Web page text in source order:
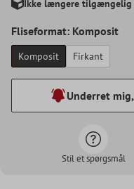
Ikke længere tilgængelig
Fliseformat: Komposit
Komposit Firkant
Underret
Stil et spørgsmål